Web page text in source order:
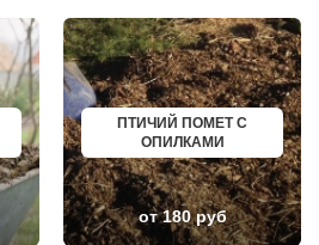
ЖЕЛЕЗНОГОРСК
АСБЕСТ
БОРИСОГЛЕБСК
БУЗУЛУК
ЕССЕНТУКИ
КАНСК
ТОСНО
ЭЛИСТА
ХАСАВЮРТ
УХТА
НОРИЛЬСК
РЕЖ
ПТИЧИЙ ПОМЕТ С
ОПИЛКАМИ
от 180 руб